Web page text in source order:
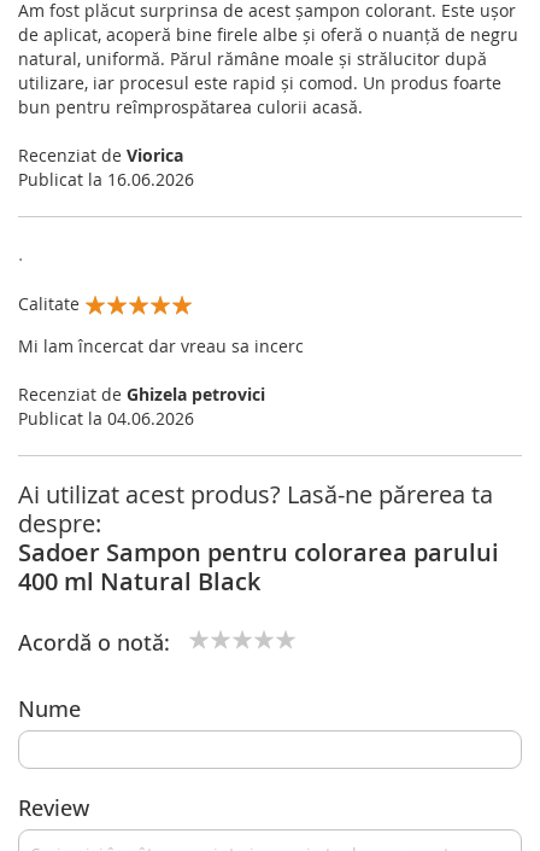
Am fost plăcut surprinsa de acest șampon colorant. Este ușor
de aplicat, acoperă bine firele albe și oferă o nuanță de negru
natural, uniformă. Părul rămâne moale și strălucitor după
utilizare, iar procesul este rapid și comod. Un produs foarte
bun pentru reîmprospătarea culorii acasă.
Recenziat de Viorica
Publicat la 16.06.2026
.
Calitate
Mi lam încercat dar vreau sa incerc
Recenziat de Ghizela petrovici
Publicat la 04.06.2026
Ai utilizat acest produs? Lasă-ne părerea ta
despre:
Sadoer Sampon pentru colorarea parului
400 ml Natural Black
Acordă o notă:
Nume
Review